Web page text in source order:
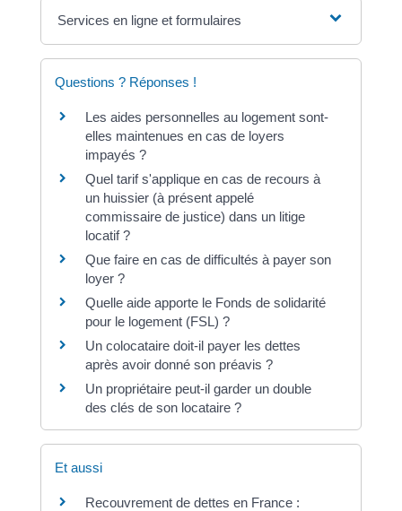
Services en ligne et formulaires
Questions ? Réponses !
Les aides personnelles au logement sont-
elles maintenues en cas de loyers
impayés ?
Quel tarif s'applique en cas de recours à
un huissier (à présent appelé
commissaire de justice) dans un litige
locatif ?
Que faire en cas de difficultés à payer son
loyer ?
Quelle aide apporte le Fonds de solidarité
pour le logement (FSL) ?
Un colocataire doit-il payer les dettes
après avoir donné son préavis ?
Un propriétaire peut-il garder un double
des clés de son locataire ?
Et aussi
Recouvrement de dettes en France :